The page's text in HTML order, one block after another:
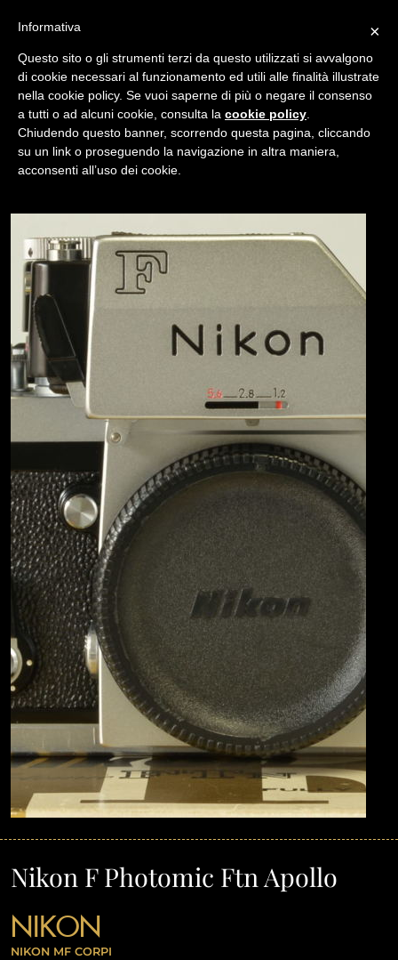
/ USATO NIKON F PHOTOMIC FTN APOLLO
NAVIGAZIONE
Nikon F Photomic Ftn Apollo
NIKON
NIKON MF CORPI
×
Informativa
Questo sito o gli strumenti terzi da questo utilizzati si avvalgono
di cookie necessari al funzionamento ed utili alle finalità illustrate
nella cookie policy. Se vuoi saperne di più o negare il consenso
a tutti o ad alcuni cookie, consulta la cookie policy
Chiudendo questo banner, scorrendo questa pagina, cliccando
su un link o proseguendo la navigazione in altra maniera,
acconsenti all’uso dei cookie.